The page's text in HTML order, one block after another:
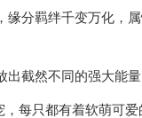
分羁绊千变万化，
截然不同的强大能量
每只都有着软萌可